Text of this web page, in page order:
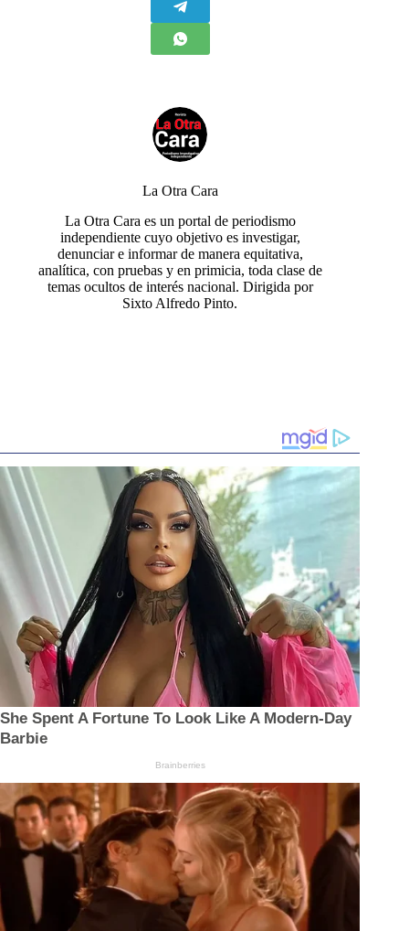
La Otra Cara
La Otra Cara es un portal de periodismo
independiente cuyo objetivo es investigar,
denunciar e informar de manera equitativa,
analítica, con pruebas y en primicia, toda clase de
temas ocultos de interés nacional. Dirigida por
Sixto Alfredo Pinto.